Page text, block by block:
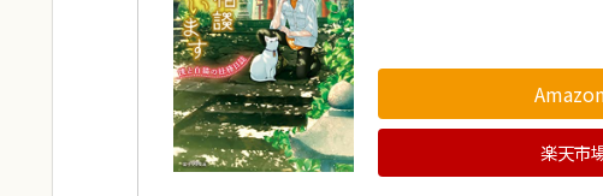
楽天市